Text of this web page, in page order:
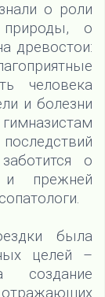
о роли
о
древостои:
человека
и болезни
о
и прежней
была
целей –
создание